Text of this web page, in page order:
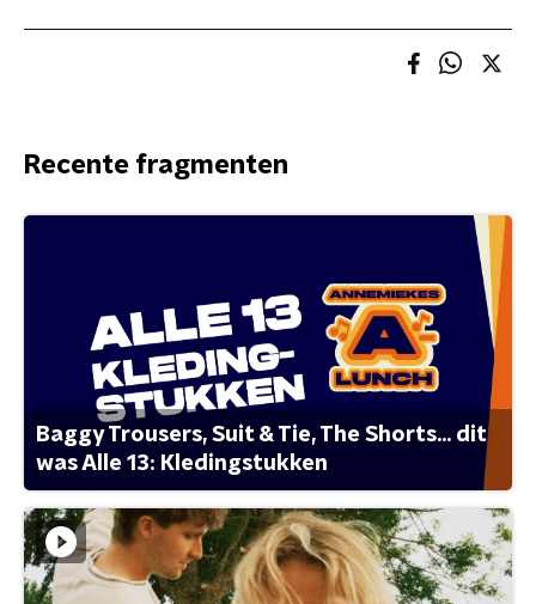
Recente fragmenten
Baggy Trousers, Suit & Tie, The Shorts... dit
was Alle 13: Kledingstukken